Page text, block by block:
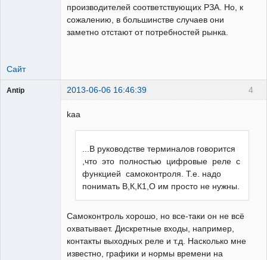
производителей соответствующих РЗА. Но, к
сожалению, в большинстве случаев они
заметно отстают от потребностей рынка.
Сайт
4
Antip 2013-06-06 16:46:39
kaa
...В руководстве терминалов говорится
,что это полностью цифровые реле с
функцией самоконтроля. Т.е. надо
понимать В,К,К1,О им просто не нужны.
Самоконтроль хорошо, но все-таки он не всё
охватывает. Дискретные входы, например,
контакты выходных реле и т.д. Насколько мне
известно, графики и нормы времени на